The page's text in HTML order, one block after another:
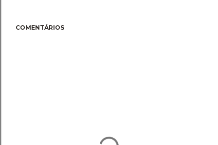
COMENTÁRIOS